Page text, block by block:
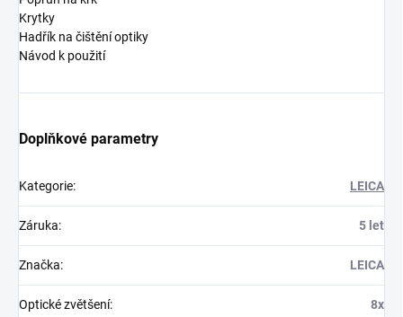
Krytky
Hadřík na čištění optiky
Návod k použití
Doplňkové parametry
Kategorie: LEICA
Záruka: 5 let
Značka: LEICA
Optické zvětšení: 8x